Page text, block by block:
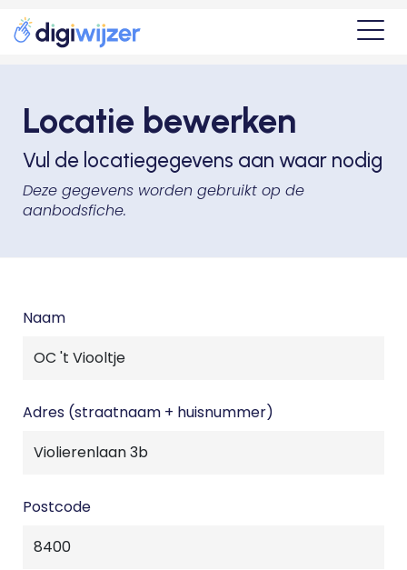
Locatie bewerken
Vul de locatiegegevens aan waar nodig
Deze gegevens worden gebruikt op de
aanbodsfiche.
Naam
Adres (straatnaam + huisnummer)
Postcode